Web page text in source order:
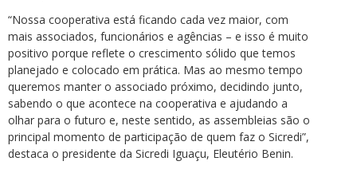
“Nossa cooperativa está ficando cada vez maior, com
mais associados, funcionários e agências – e isso é muito
positivo porque reflete o crescimento sólido que temos
planejado e colocado em prática. Mas ao mesmo tempo
queremos manter o associado próximo, decidindo junto,
sabendo o que acontece na cooperativa e ajudando a
olhar para o futuro e, neste sentido, as assembleias são o
principal momento de participação de quem faz o Sicredi”,
destaca o presidente da Sicredi Iguaçu, Eleutério Benin.